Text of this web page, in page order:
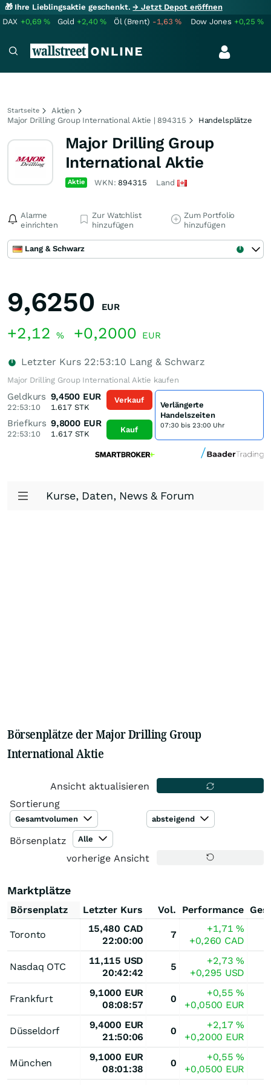
🎁 Ihre Lieblingsaktie geschenkt.→ Jetzt Depot eröffnen
DAX +0,69% Gold +2,40% Öl (Brent) -1,63% Dow Jones +0,25%
Startseite
Aktien
Major Drilling Group International Aktie | 894315
Handelsplätze
Major Drilling Group
International Aktie
Aktie WKN: 894315 Land
Alarme
einrichten
Zur Watchlist
hinzufügen
Zum Portfolio
hinzufügen
Lang & Schwarz
9,6250 EUR
+2,12 % +0,2000 EUR
Letzter Kurs 22:53:10 Lang & Schwarz
Major Drilling Group International Aktie kaufen
Geldkurs
22:53:10
9,4500 EUR
1.617STK
Briefkurs
22:53:10
9,8000 EUR
1.617STK
Verkauf
Kauf
Verlängerte
Handelszeiten
07:30 bis 23:00 Uhr
Kurse, Daten, News & Forum
Börsenplätze der Major Drilling Group
International Aktie
Ansicht aktualisieren
Sortierung
Gesamtvolumen absteigend
Börsenplatz Alle
vorherige Ansicht
Marktplätze
Börsenplatz Letzter Kurs Vol. Performance
Toronto
15,480 CAD
22:00:00
7
+1,71%
+0,260 CAD
Nasdaq OTC
11,115 USD
20:42:42
5
+2,73%
+0,295 USD
Frankfurt
9,1000 EUR
08:08:57
0
+0,55%
+0,0500 EUR
Düsseldorf
9,4000 EUR
21:50:06
0
+2,17%
+0,2000 EUR
München
9,1000 EUR
08:01:38
0
+0,55%
+0,0500 EUR